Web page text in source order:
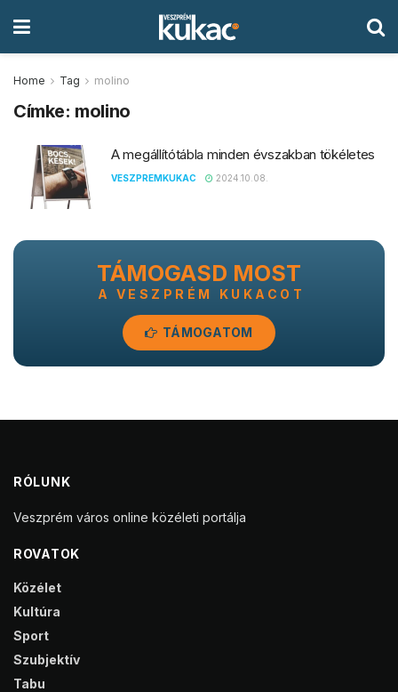
Home Tag molino
Címke: molino
A megállítótábla minden évszakban tökéletes
VESZPREMKUKAC 2024.10.08.
TÁMOGASD MOST
A VESZPRÉM KUKACOT
TÁMOGATOM
RÓLUNK
Veszprém város online közéleti portálja
ROVATOK
Közélet
Kultúra
Sport
Szubjektív
Tabu